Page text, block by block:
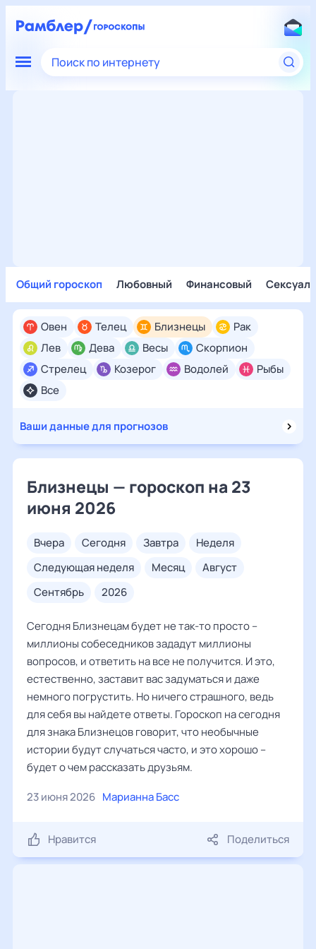
Поиск по интернету
Общий гороскоп Любовный Финансовый
Все
Овен Телец Близнецы
Рак
Лев
Дева Весы
Скорпион
Стрелец
Козерог Водолей Рыбы
Ваши данные для прогнозов
Близнецы — гороскоп на 23
июня 2026
вчера сегодня завтра
неделя
следующая неделя
месяц
август
сентябрь
2026
Сегодня Близнецам будет не так-то просто –
миллионы собеседников зададут миллионы
вопросов, и ответить на все не получится. И это,
естественно, заставит вас задуматься и даже
немного погрустить. Но ничего страшного, ведь
для себя вы найдете ответы. Гороскоп на сегодня
для знака Близнецов говорит, что необычные
истории будут случаться часто, и это хорошо –
будет о чем рассказать друзьям.
23 июня 2026 Марианна Басс
Нравится Поделиться